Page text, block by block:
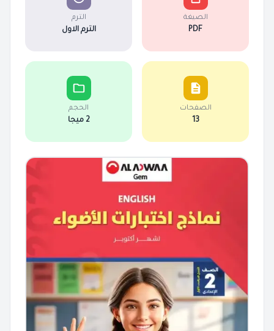
الصيغة
PDF
الترم
الترم الاول
الصفحات
13
الحجم
2 ميجا